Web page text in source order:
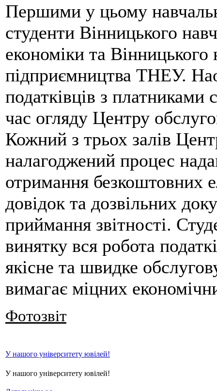
Першими у цьому
студенти Вінницького
економіки та
підприємництва ТНЕУ.
податківців з платниками
час огляду Центру
Кожний з трьох залів
налагоджений процес
отримання безкоштовних
довідок та дозвільних
приймання звітності.
винятку вся робота
якісне та швидке
вимагає міцних
Фотозвіт
У нашого університету ювілей!
У нашого університету ювілей!